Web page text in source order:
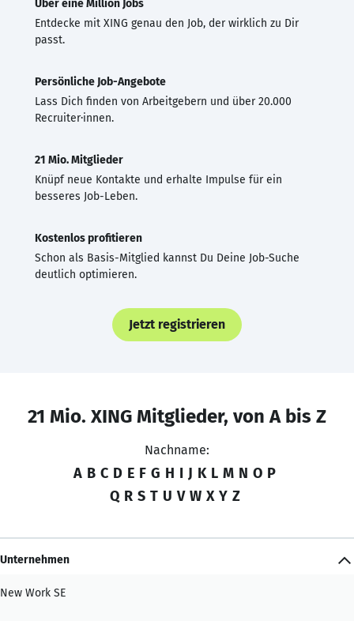
Über eine Million Jobs
Entdecke mit XING genau den Job, der wirklich zu Dir
passt.
Persönliche Job-Angebote
Lass Dich finden von Arbeitgebern und über 20.000
Recruiter·innen.
21 Mio. Mitglieder
Knüpf neue Kontakte und erhalte Impulse für ein
besseres Job-Leben.
Kostenlos profitieren
Schon als Basis-Mitglied kannst Du Deine Job-Suche
deutlich optimieren.
Jetzt registrieren
21 Mio. XING Mitglieder, von A bis Z
Nachname:
A B C D E F G H I J K L M N O P
Q R S T U V W X Y Z
Unternehmen
New Work SE